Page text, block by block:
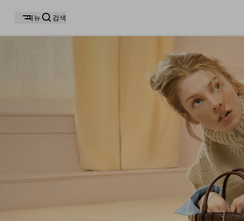
메뉴 검색